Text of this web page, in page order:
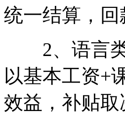
统一结算，
2、语言类
以基本工资+
效益，补贴